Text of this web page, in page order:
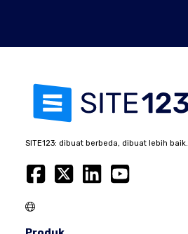
SITE123: dibuat berbeda, dibuat lebih baik.